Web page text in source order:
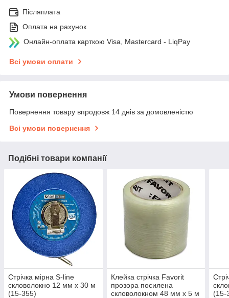
Післяплата
Оплата на рахунок
Онлайн-оплата карткою Visa, Mastercard - LiqPay
Всі умови оплати
Умови повернення
Повернення товару впродовж 14 днів за домовленістю
Всі умови повернення
Подібні товари компанії
Стрічка мірна S-line
скловолокно 12 мм х 30 м
(15-355)
Клейка стрічка Favorit
прозора посилена
скловолокном 48 мм х 5 м
(15-